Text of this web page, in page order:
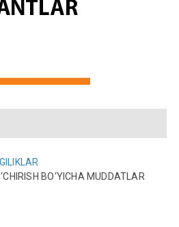
BO‘YICHA MUDDATLAR